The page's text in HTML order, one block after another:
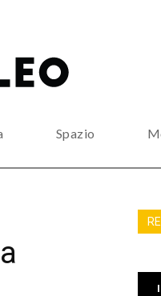
Spazio